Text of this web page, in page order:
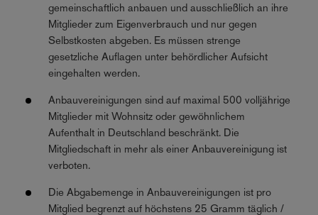
gemeinschaftlich anbauen und ausschließlich an ihre
Mitglieder zum Eigenverbrauch und nur gegen
Selbstkosten abgeben. Es müssen strenge
gesetzliche Auflagen unter behördlicher Aufsicht
eingehalten werden.
Anbauvereinigungen sind auf maximal 500 volljährige
Mitglieder mit Wohnsitz oder gewöhnlichem
Aufenthalt in Deutschland beschränkt. Die
Mitgliedschaft in mehr als einer Anbauvereinigung ist
verboten.
Die Abgabemenge in Anbauvereinigungen ist pro
Mitglied begrenzt auf höchstens 25 Gramm täglich /